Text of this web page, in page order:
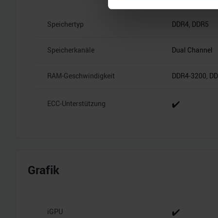
Wir verwenden Cookies,
Website an unsere Partner
der Dienste gesammelt
Speichertyp DDR4, DDR5
Speicherkanäle Dual Channel
RAM-Geschwindigkeit DDR4-3200,
ECC-Unterstützung ✔️
Grafik
iGPU ✔️